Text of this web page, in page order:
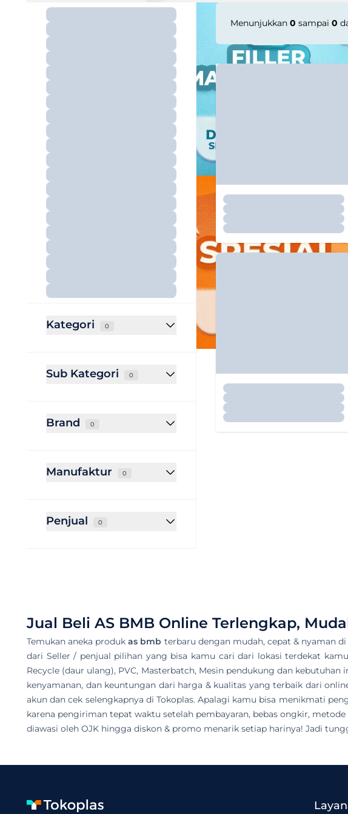
Kategori 0
Sub Kategori 0
Brand 0
Manufaktur 0
Penjual 0
Menunjukkan 0 sampai 0
Jual Beli AS BMB Online Terlengkap,
Temukan aneka produkas bmb terbaru dengan mudah, cepat & nyaman
dari Seller / penjual pilihan yang bisa kamu cari dari lokasi terdekat kamu
Recycle (daur ulang), PVC, Masterbatch, Mesin pendukung dan
kenyamanan, dan keuntungan dari harga & kualitas yang terbaik dari
akun dan cek selengkapnya di Tokoplas. Apalagi kamu bisa menikmati
karena pengiriman tepat waktu setelah pembayaran, bebas ongkir,
diawasi oleh OJK hingga diskon & promo menarik setiap harinya! Jadi